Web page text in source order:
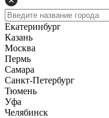
Екатеринбург
Казань
Москва
Пермь
Самара
Санкт-Петербург
Тюмень
Уфа
Челябинск